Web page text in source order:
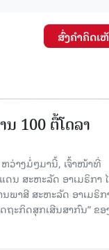
ສົ່ງຄໍາຄິດເ
100 ຕື້ໂດລາ
ວ່າງມໍ່ໆມານີ້, ເຈົ້າໜ້າທີ່
ນ ສະຫະລັດ ອາເມຣິກາ
ພາສີ ສະຫະລັດ ອາເມຣິກ
ະກິດສຸກເສີນສາກົນ” ຂອ